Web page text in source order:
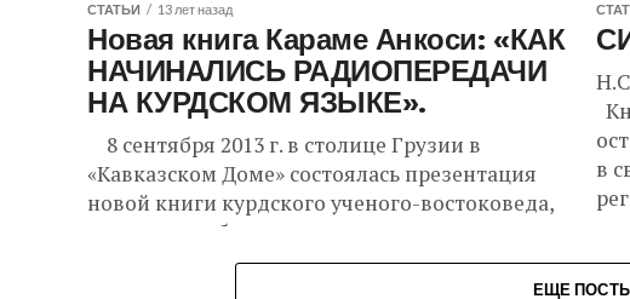
СТАТЬИ 13 лет назад
Новая книга Караме Анкоси: «КАК
НАЧИНАЛИСЬ РАДИОПЕРЕДАЧИ
НА КУРДСКОМ ЯЗЫКЕ».
8 сентября 2013 г. в столице Грузии в
«Кавказском Доме» состоялась презентация
новой книги курдского ученого-востоковеда,
курдоведа, общественного и культурного
деятеля, писателя и журналиста Карима...
в
ЕЩЕ